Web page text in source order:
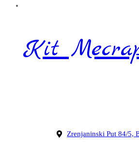
Kit
Zrenjaninski Put 84/5,